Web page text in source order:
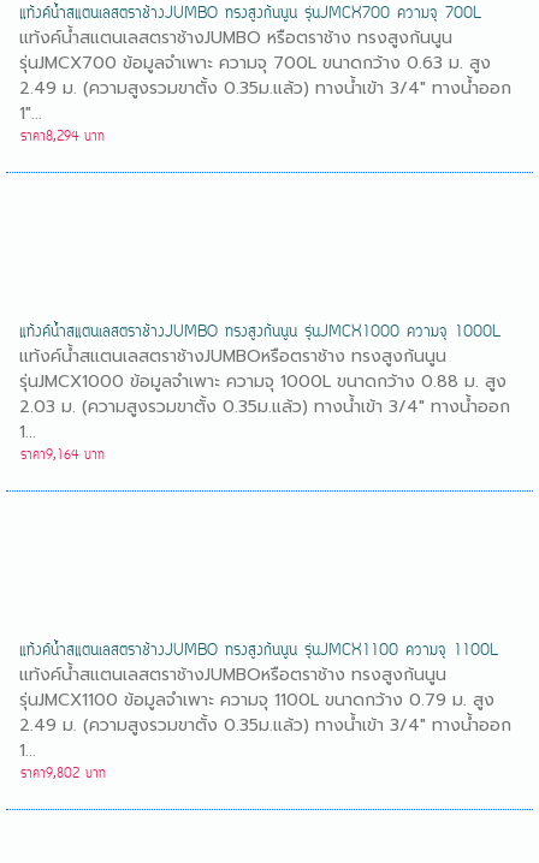
แท้งค์น้ำสแตนเลสตราช้างJUMBO ทรงสูงก้นนูน รุ่นJMCX700 ความจุ 700L
แท้งค์น้ำสแตนเลสตราช้างJUMBO หรือตราช้าง ทรงสูงก้นนูน
รุ่นJMCX700 ข้อมูลจำเพาะ ความจุ 700L ขนาดกว้าง 0.63 ม. สูง
2.49 ม. (ความสูงรวมขาตั้ง 0.35ม.แล้ว) ทางน้ำเข้า 3/4" ทางน้ำออก
1"...
ราคา8,294 บาท
แท้งค์น้ำสแตนเลสตราช้างJUMBO ทรงสูงก้นนูน รุ่นJMCX1000 ความจุ 1000L
แท้งค์น้ำสแตนเลสตราช้างJUMBOหรือตราช้าง ทรงสูงก้นนูน
รุ่นJMCX1000 ข้อมูลจำเพาะ ความจุ 1000L ขนาดกว้าง 0.88 ม. สูง
2.03 ม. (ความสูงรวมขาตั้ง 0.35ม.แล้ว) ทางน้ำเข้า 3/4" ทางน้ำออก
1...
ราคา9,164 บาท
แท้งค์น้ำสแตนเลสตราช้างJUMBO ทรงสูงก้นนูน รุ่นJMCX1100 ความจุ 1100L
แท้งค์น้ำสแตนเลสตราช้างJUMBOหรือตราช้าง ทรงสูงก้นนูน
รุ่นJMCX1100 ข้อมูลจำเพาะ ความจุ 1100L ขนาดกว้าง 0.79 ม. สูง
2.49 ม. (ความสูงรวมขาตั้ง 0.35ม.แล้ว) ทางน้ำเข้า 3/4" ทางน้ำออก
1...
ราคา9,802 บาท